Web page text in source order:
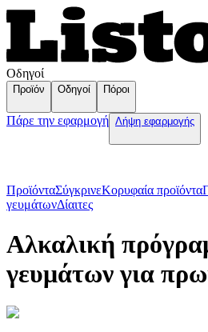
Οδηγοί
Προϊόν Οδηγοί Πόροι
Πάρε την εφαρμογή Λήψη εφαρμογής
ΠροϊόνταΣύγκρινεΚορυφαία προϊόντα
γευμάτωνΔίαιτες
Αλκαλική
γευμάτων για